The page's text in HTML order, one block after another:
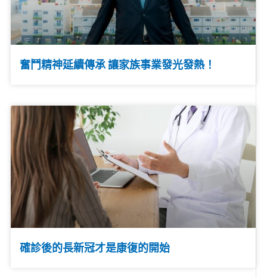
奮鬥精神延續傳承 讓家族事業發光發熱！
確診後的長新冠才是康復的開始